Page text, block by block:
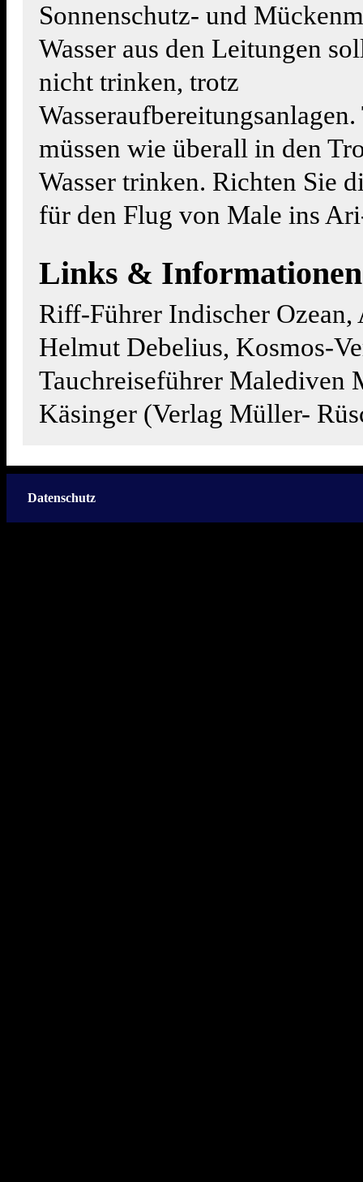
Sonnenschutz- und
Wasser aus den Leitungen
nicht trinken, trotz
Wasseraufbereitungsanlagen.
müssen wie überall in den
Wasser trinken. Richten Sie
für den Flug von Male ins
Links & Informationen
Riff-Führer Indischer Ozean,
Helmut Debelius, Kosmos-
Tauchreiseführer Malediven
Käsinger (Verlag Müller-
Datenschutz